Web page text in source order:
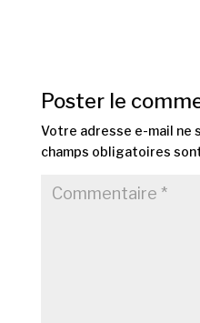
Poster le
Votre adresse e-mail ne
champs obligatoires